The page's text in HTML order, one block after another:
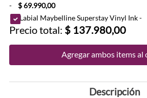
-
$ 69.990,00
Labial Maybelline Superstay Vinyl Ink-
Precio total: $ 137.980,00
Agregar ambos items al
Descripción